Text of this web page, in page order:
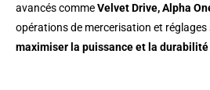
avancés commeVelvet Drive, Alpha
opérations de mercerisation et
maximiser la puissance et la